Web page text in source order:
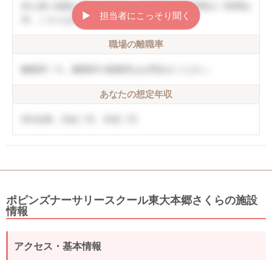
持ち帰り残業は禁止しており、月の平均残業時間が〇時間以
内。こちらは非公開情報のサンプルです
職場の離職率
あなたの想定年収
▶︎ 担当者にこっそり聞く
ポピンズナーサリースクール東大本郷さくらの施設
情報
アクセス・基本情報